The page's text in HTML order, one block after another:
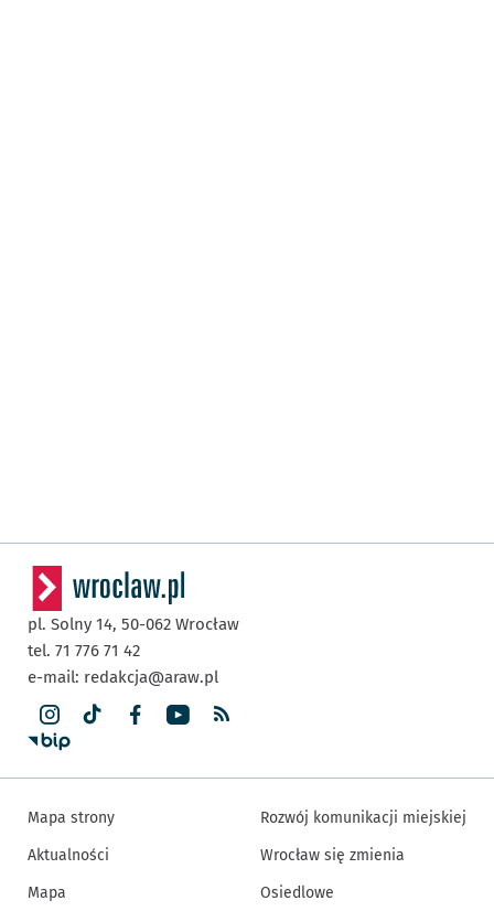
pl. Solny 14, 50-062 Wrocław
tel. 71 776 71 42
e-mail: redakcja@araw.pl
Mapa strony
Aktualności
Mapa
Rozwój komunikacji miejskiej
Wrocław się zmienia
Osiedlowe